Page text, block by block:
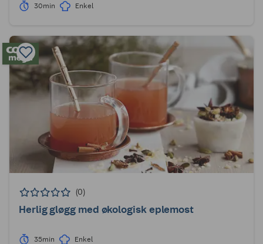
30min Enkel
(0)
Herlig gløgg med økologisk eplemost
35min Enkel